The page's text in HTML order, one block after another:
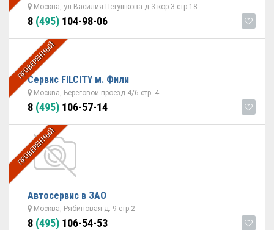
Москва, ул.Василия Петушкова д.3 кор.3 стр 18
8 (495) 104-98-06
ПРОВЕРЕННЫЙ
Сервис FILCITY м. Фили
Москва, Береговой проезд 4/6 стр. 4
8 (495) 106-57-14
ПРОВЕРЕННЫЙ
Автосервис в ЗАО
Москва, Рябиновая д. 9 стр.2
8 (495) 106-54-53